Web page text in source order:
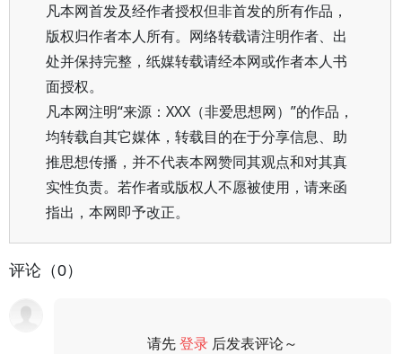
凡本网首发及经作者授权但非首发的所有作品，
版权归作者本人所有。网络转载请注明作者、出
处并保持完整，纸媒转载请经本网或作者本人书
面授权。
凡本网注明“来源：XXX（非爱思想网）”的作品，
均转载自其它媒体，转载目的在于分享信息、助
推思想传播，并不代表本网赞同其观点和对其真
实性负责。若作者或版权人不愿被使用，请来函
指出，本网即予改正。
评论（0）
请先登录 后发表评论～